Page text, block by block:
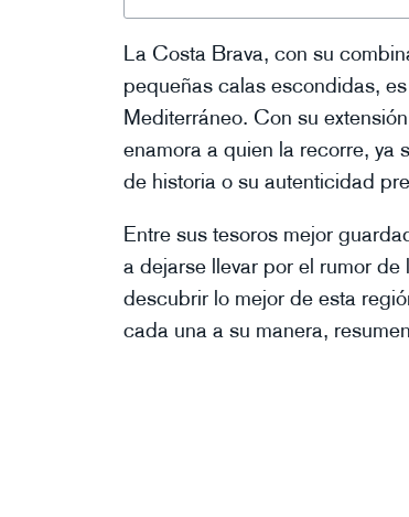
La Costa Brava, con su
pequeñas calas escondidas,
Mediterráneo. Con su
enamora a quien la recorre, ya
de historia o su autenticidad
Entre sus tesoros mejor
a dejarse llevar por el rumor
descubrir lo mejor de esta
cada una a su manera,